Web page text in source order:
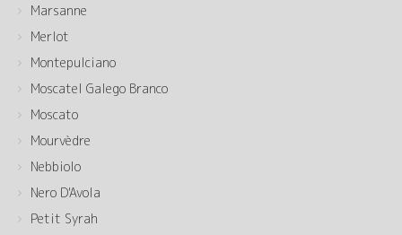
Marsanne
Merlot
Montepulciano
Moscatel Galego Branco
Moscato
Mourvèdre
Nebbiolo
Nero D'Avola
Petit Syrah